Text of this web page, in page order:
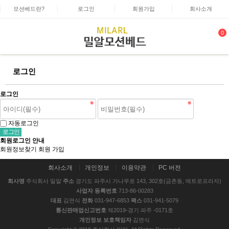
모션베드란? 로그인 회원가입 회사소개
0
로그인
로그인
자동로그인
회원로그인 안내
회원정보찾기
회원 가입
회사소개 개인정보 이용약관 PC 버전
회사명 주식회사 밀알 주소 경기도 파주시 가나무로 143, 302호(금촌동, 메트로프라자)
사업자 등록번호 713-86-00283
대표 김면식 전화 031-947-6853 팩스 031-941-5079
통신판매업신고번호 제2019-경기 파주 -0171호
개인정보 보호책임자 김면식